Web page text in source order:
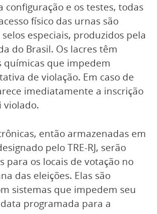
configuração e os testes, todas
físico das urnas são
especiais, produzidos pela
do Brasil. Os lacres têm
químicas que impedem
de violação. Em caso de
imediatamente a inscrição
violado.
então armazenadas em
pelo TRE-RJ, serão
para os locais de votação no
das eleições. Elas são
sistemas que impedem seu
programada para a